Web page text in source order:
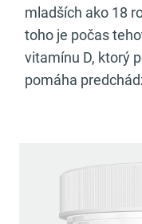
mladších ako 18
toho je počas
vitamínu D, ktorý
pomáha